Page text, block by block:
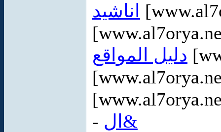
اناشيد
دليل المواقع
-
ال&